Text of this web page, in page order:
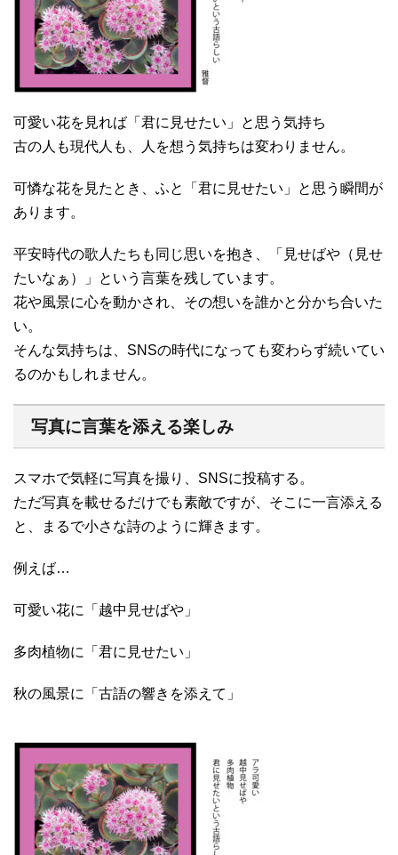
可愛い花を見れば「君に見せたい」と思う気持ち
古の人も現代人も、人を想う気持ちは変わりません。
可憐な花を見たとき、ふと「君に見せたい」と思う瞬間が
あります。
平安時代の歌人たちも同じ思いを抱き、「見せばや（見せ
たいなぁ）」という言葉を残しています。
花や風景に心を動かされ、その想いを誰かと分かち合いた
い。
そんな気持ちは、SNSの時代になっても変わらず続いてい
るのかもしれません。
写真に言葉を添える楽しみ
スマホで気軽に写真を撮り、SNSに投稿する。
ただ写真を載せるだけでも素敵ですが、そこに一言添える
と、まるで小さな詩のように輝きます。
例えば…
可愛い花に「越中見せばや」
多肉植物に「君に見せたい」
秋の風景に「古語の響きを添えて」